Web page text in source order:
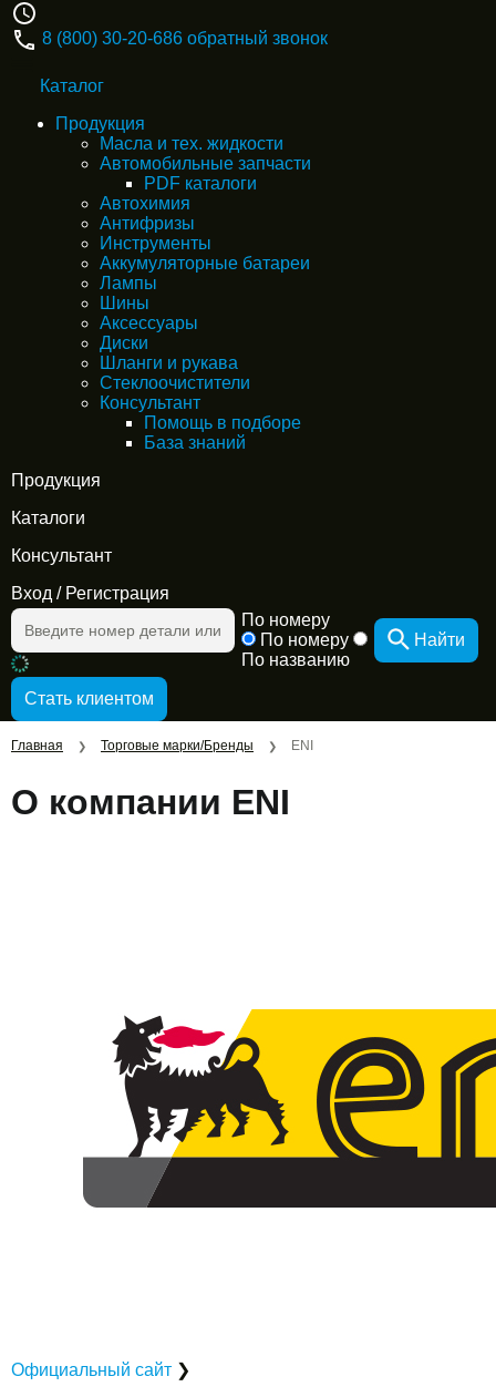
8 (800) 30-20-686 обратный звонок
Каталог
Продукция
Масла и тех. жидкости
Автомобильные запчасти
PDF каталоги
Автохимия
Антифризы
Инструменты
Аккумуляторные батареи
Лампы
Шины
Аксессуары
Диски
Шланги и рукава
Стеклоочистители
Консультант
Помощь в подборе
База знаний
Продукция
Каталоги
Консультант
Вход / Регистрация
По номеру
По номеру
По названию
Найти
Главная ❯ Торговые марки/Бренды ❯ ENI
О компании ENI
Официальный сайт ❯